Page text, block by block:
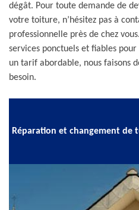
dégât. Pour toute demande de
votre toiture, n’hésitez pas à
professionnelle près de chez
services ponctuels et fiables
un tarif abordable, nous faisons
besoin.
Réparation et changement de